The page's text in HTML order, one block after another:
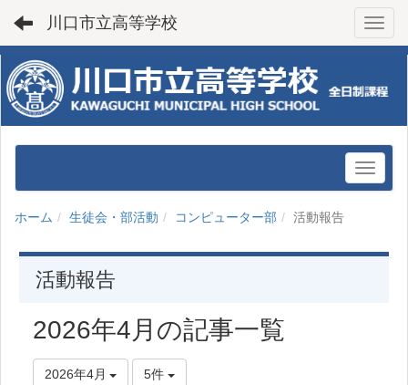
川口市立高等学校
ホーム 生徒会・部活動 コンピューター部 活動報告
活動報告
2026年4月の記事一覧
2026年4月 5件